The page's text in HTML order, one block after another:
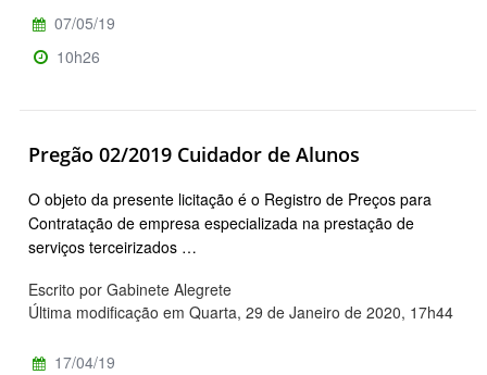
07/05/19
10h26
Pregão 02/2019 Cuidador de Alunos
O objeto da presente licitação é o Registro de Preços para
Contratação de empresa especializada na prestação de
serviços terceirizados …
Escrito por Gabinete Alegrete
Última modificação em Quarta, 29 de Janeiro de 2020, 17h44
17/04/19